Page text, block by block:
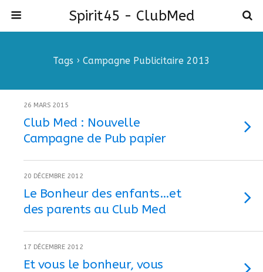
Spirit45 - ClubMed
Tags › Campagne Publicitaire 2013
26 MARS 2015
Club Med : Nouvelle
Campagne de Pub papier
20 DÉCEMBRE 2012
Le Bonheur des enfants…et
des parents au Club Med
17 DÉCEMBRE 2012
Et vous le bonheur, vous